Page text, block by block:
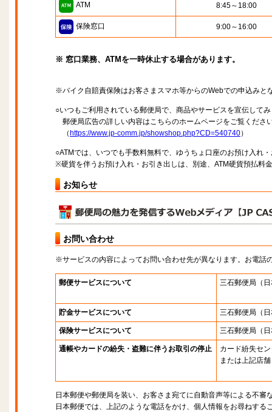
ATM 8:45～18:00
保険窓口 9:00～16:00
※ 窓口業務、ATMを一時休止する場合があります。
※バイク自賠責保険はお客さまスマホ等からのWebでの申込みと
○いつもご利用されている郵便局で、商品やサービスを宣伝して
郵便局広告の詳しい内容はこちらのホームページをご覧くださ
（ https://www.jp-comm.jp/showshop.php?CD=540740）
○ATMでは、いつでも手数料無料で、ゆうちょ口座のお預け入れ
※硬貨を伴うお預け入れ・お引き出しは、別途、ATM硬貨預払料
お知らせ
お問い合わせ
※サービスの内容によってお問い合わせ先が異なります。お電話
郵便サービスについて 三石郵便局 （
貯金サービスについて 三石郵便局 （
保険サービスについて 三石郵便局 （
通帳やカードの紛失・盗難に伴うお取引の停止
カード紛失セ
または上記店舗
日本郵便や郵便局を装い、お客さま宛てに自動音声等による不審
日本郵便では、上記のような電話をかけ、個人情報をお尋ねする